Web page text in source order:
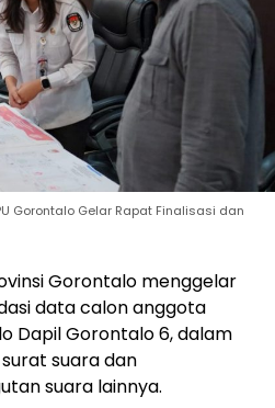
Gorontalo Gelar Rapat Finalisasi dan
Gorontalo menggelar
data calon anggota
Dapil Gorontalo 6, dalam
suara dan
suara lainnya.